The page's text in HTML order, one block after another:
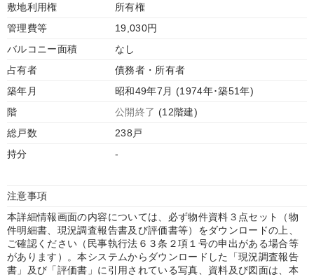
敷地利用権
所有権
管理費等
19,030円
バルコニー面積
なし
占有者
債務者・所有者
築年月
昭和49年7月 (1974年･築51年)
階
公開終了 (12階建)
総戸数
238戸
持分
-
注意事項
本詳細情報画面の内容については、必ず物件資料３点セット（物
件明細書、現況調査報告書及び評価書等）をダウンロードの上、
ご確認ください（民事執行法６３条２項１号の申出がある場合等
があります）。本システムからダウンロードした「現況調査報告
書」及び「評価書」に引用されている写真、資料及び図面は、本